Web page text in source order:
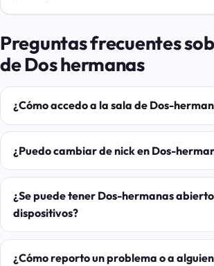
Preguntas frecuentes
de Dos hermanas
¿Cómo accedo a la sala de Dos-
¿Puedo cambiar de nick en Dos-
¿Se puede tener Dos-hermanas
dispositivos?
¿Cómo reporto un problema o a